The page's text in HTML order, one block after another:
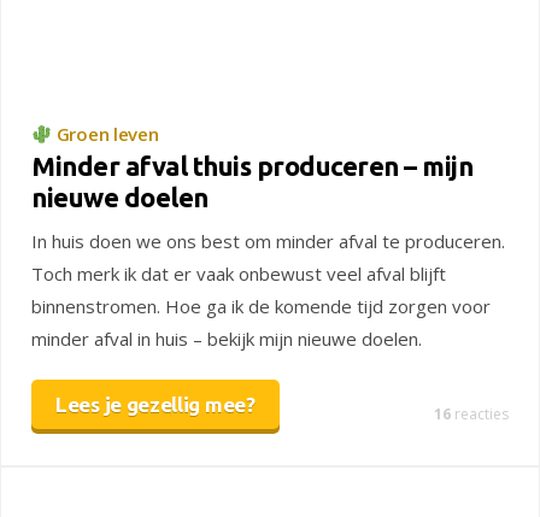
Groen leven
Minder afval thuis produceren – mijn
nieuwe doelen
In huis doen we ons best om minder afval te produceren.
Toch merk ik dat er vaak onbewust veel afval blijft
binnenstromen. Hoe ga ik de komende tijd zorgen voor
minder afval in huis – bekijk mijn nieuwe doelen.
Lees je gezellig mee? 16 reacties